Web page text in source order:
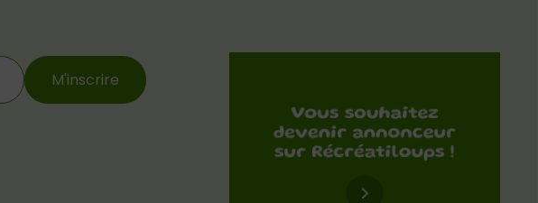
M'inscrire